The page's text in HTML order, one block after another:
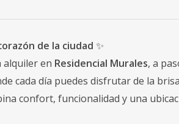
de la ciudad ✨
alquiler en Residencial Murales, a
cada día puedes disfrutar de la
confort, funcionalidad y una